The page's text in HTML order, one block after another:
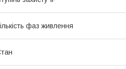
фаз живлення